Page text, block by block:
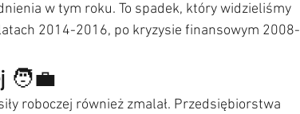
w tym roku. To spadek, który widzieliśmy
2014-2016, po kryzysie finansowym 2008-
🧑‍💼
roboczej również zmalał. Przedsiębiorstwa